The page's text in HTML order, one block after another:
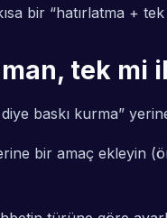
bir “hatırlatma +
tek mi
baskı kurma”
bir amaç ekleyin